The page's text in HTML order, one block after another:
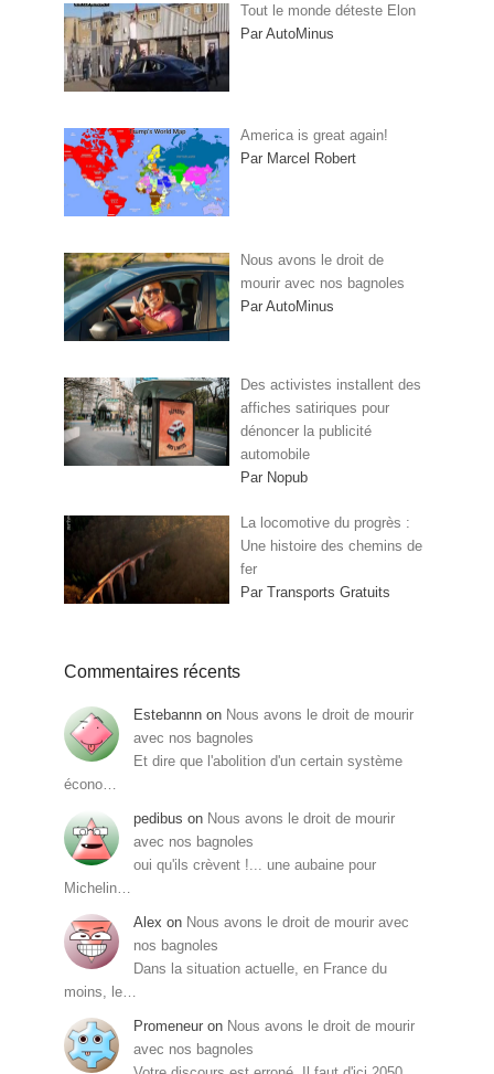
Tout le monde déteste Elon
Par AutoMinus
America is great again!
Par Marcel Robert
Nous avons le droit de
mourir avec nos bagnoles
Par AutoMinus
Des activistes installent des
affiches satiriques pour
dénoncer la publicité
automobile
Par Nopub
La locomotive du progrès :
Une histoire des chemins de
fer
Par Transports Gratuits
Commentaires récents
Estebannn on Nous avons le droit de mourir
avec nos bagnoles
Et dire que l'abolition d'un certain système
écono…
pedibus on Nous avons le droit de mourir
avec nos bagnoles
oui qu'ils crèvent !... une aubaine pour
Michelin…
Alex on Nous avons le droit de mourir avec
nos bagnoles
Dans la situation actuelle, en France du
moins, le…
Promeneur on Nous avons le droit de mourir
avec nos bagnoles